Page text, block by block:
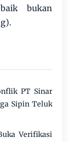
bukan
PT Sinar
Sipin Teluk
Verifikasi